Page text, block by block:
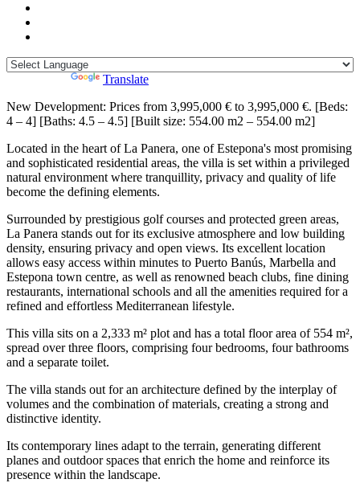
Translate
New Development: Prices from 3,995,000 € to 3,995,000 €. [Beds:
4 – 4] [Baths: 4.5 – 4.5] [Built size: 554.00 m2 – 554.00 m2]
Located in the heart of La Panera, one of Estepona's most promising
and sophisticated residential areas, the villa is set within a privileged
natural environment where tranquillity, privacy and quality of life
become the defining elements.
Surrounded by prestigious golf courses and protected green areas,
La Panera stands out for its exclusive atmosphere and low building
density, ensuring privacy and open views. Its excellent location
allows easy access within minutes to Puerto Banús, Marbella and
Estepona town centre, as well as renowned beach clubs, fine dining
restaurants, international schools and all the amenities required for a
refined and effortless Mediterranean lifestyle.
This villa sits on a 2,333 m² plot and has a total floor area of 554 m²,
spread over three floors, comprising four bedrooms, four bathrooms
and a separate toilet.
The villa stands out for an architecture defined by the interplay of
volumes and the combination of materials, creating a strong and
distinctive identity.
Its contemporary lines adapt to the terrain, generating different
planes and outdoor spaces that enrich the home and reinforce its
presence within the landscape.